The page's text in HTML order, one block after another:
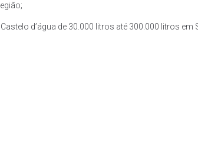
d’água de 30.000 litros até 300.000 litros em